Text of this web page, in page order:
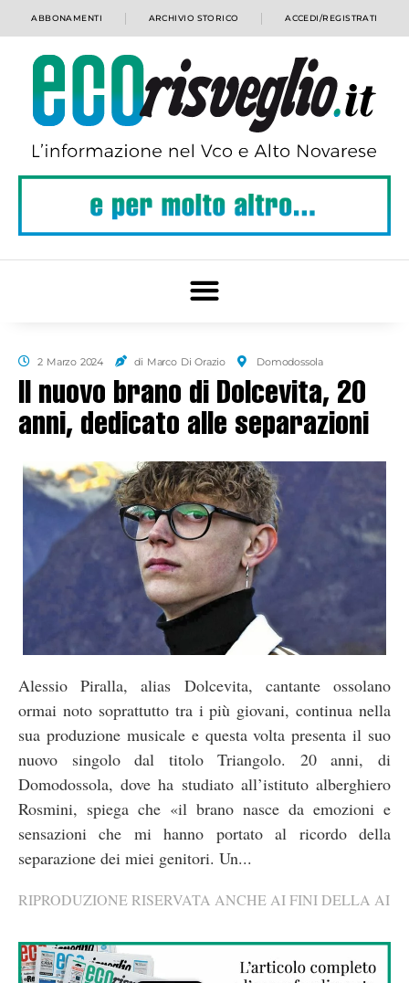
ABBONAMENTI ARCHIVIO STORICO ACCEDI/REGISTRATI
2 Marzo 2024 di Marco Di Orazio Domodossola
Il nuovo brano di Dolcevita, 20
anni, dedicato alle separazioni
Alessio Piralla, alias Dolcevita, cantante ossolano
ormai noto soprattutto tra i più giovani, continua nella
sua produzione musicale e questa volta presenta il suo
nuovo singolo dal titolo Triangolo. 20 anni, di
Domodossola, dove ha studiato all’istituto alberghiero
Rosmini, spiega che «il brano nasce da emozioni e
sensazioni che mi hanno portato al ricordo della
separazione dei miei genitori. Un...
RIPRODUZIONE RISERVATA ANCHE AI FINI DELLA AI